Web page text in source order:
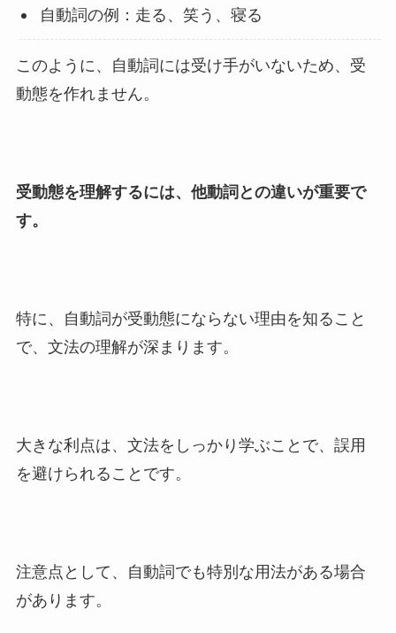
自動詞の例：走る、笑う、寝る
このように、自動詞には受け手がいないため、受
動態を作れません。
受動態を理解するには、他動詞との違いが重要で
す。
特に、自動詞が受動態にならない理由を知ること
で、文法の理解が深まります。
大きな利点は、文法をしっかり学ぶことで、誤用
を避けられることです。
注意点として、自動詞でも特別な用法がある場合
があります。